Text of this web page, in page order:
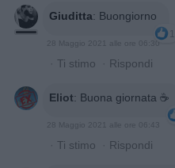
Giuditta: Buongiorno
1
28 Maggio 2021 alle ore 06:30
· Ti stimo · Rispondi
Eliot: Buona giornata ☕
28 Maggio 2021 alle ore 06:43
· Ti stimo · Rispondi